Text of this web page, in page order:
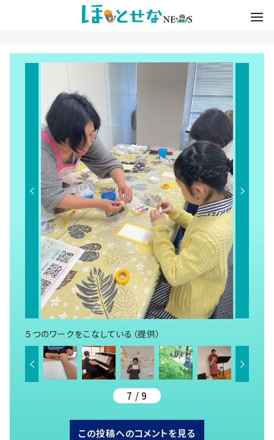
５つのワークをこなしている（提供）
7 / 9
この投稿へのコメントを見る